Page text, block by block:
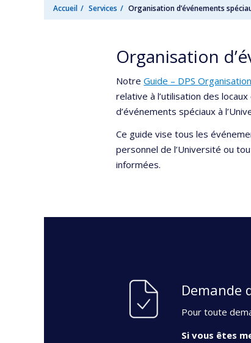
Accueil Services Organisation d’événements
Organisation
NotreGuide – DPS
relative à l’utilisation des
d’événements spéciaux à
Ce guide vise tous les
personnel de l’Université ou
informées.
Demande
Pour toute
Si vous êtes